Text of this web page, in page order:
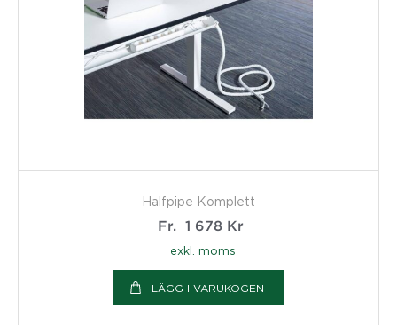
Halfpipe Komplett
Fr.
1 678 Kr
exkl. moms
LÄGG I VARUKOGEN